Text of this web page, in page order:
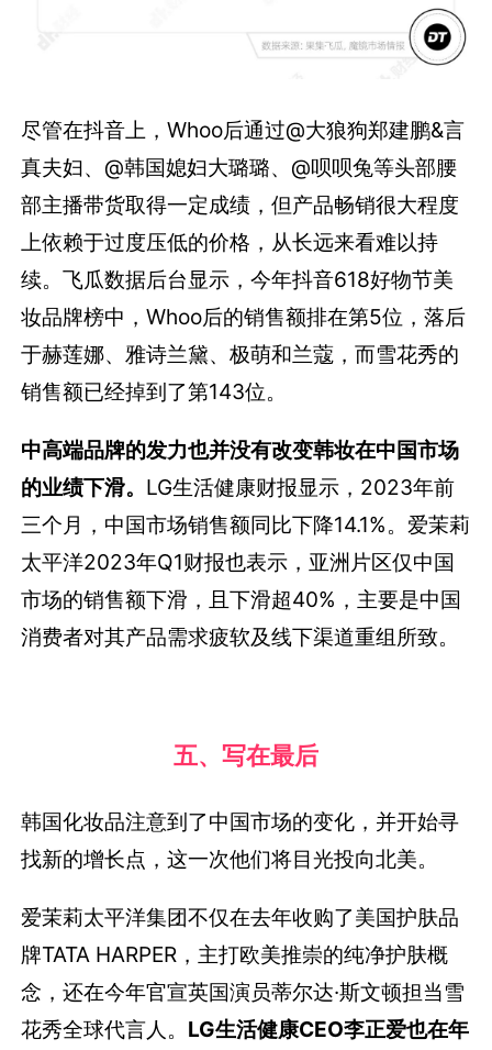
尽管在抖音上，Whoo后通过@大狼狗郑建鹏&言
真夫妇、@韩国媳妇大璐璐、@呗呗兔等头部腰
部主播带货取得一定成绩，但产品畅销很大程度
上依赖于过度压低的价格，从长远来看难以持
续。飞瓜数据后台显示，今年抖音618好物节美
妆品牌榜中，Whoo后的销售额排在第5位，落后
于赫莲娜、雅诗兰黛、极萌和兰蔻，而雪花秀的
销售额已经掉到了第143位。
中高端品牌的发力也并没有改变韩妆在中国市场
的业绩下滑。 LG生活健康财报显示，2023年前
三个月，中国市场销售额同比下降14.1%。爱茉莉
太平洋2023年Q1财报也表示，亚洲片区仅中国
市场的销售额下滑，且下滑超40%，主要是中国
消费者对其产品需求疲软及线下渠道重组所致。
五、写在最后
韩国化妆品注意到了中国市场的变化，并开始寻
找新的增长点，这一次他们将目光投向北美。
爱茉莉太平洋集团不仅在去年收购了美国护肤品
牌TATA HARPER，主打欧美推崇的纯净护肤概
念，还在今年官宣英国演员蒂尔达·斯文顿担当雪
花秀全球代言人。 LG生活健康CEO李正爱也在年